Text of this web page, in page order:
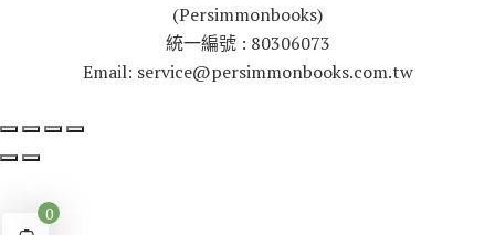
(Persimmonbooks)
統一編號 : 80306073
Email: service@persimmonbooks.com.tw
0